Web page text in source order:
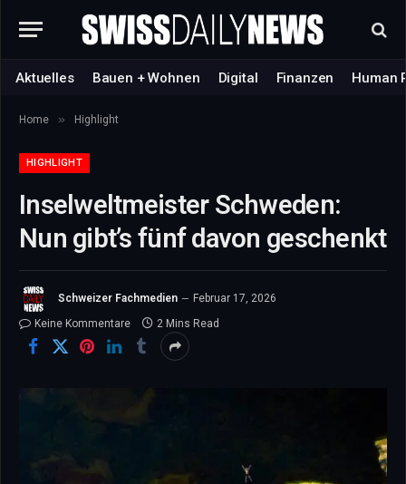
Aktuelles Bauen + Wohnen Digital Finanzen Human
Home » Highlight
HIGHLIGHT
Inselweltmeister Schweden:
Nun gibt’s fünf davon geschenkt
Schweizer Fachmedien
Februar 17, 2026
Keine Kommentare
2 Mins Read